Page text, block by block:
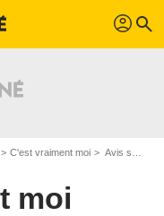
profil search
C'est vraiment moi Avis sur C'est vraiment moi
moi